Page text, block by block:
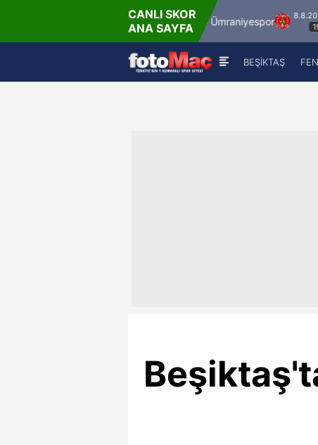
CANLI SKOR
ANA SAYFA
İstanbulspor Ümraniyespor
8.8.2026 - Cum
19:00
BEŞİKTAŞ